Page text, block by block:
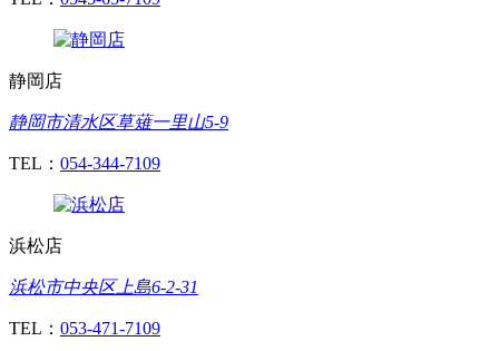
静岡店
静岡市清水区草薙一里山5-9
TEL： 054-344-7109
浜松店
浜松市中央区上島6-2-31
TEL： 053-471-7109